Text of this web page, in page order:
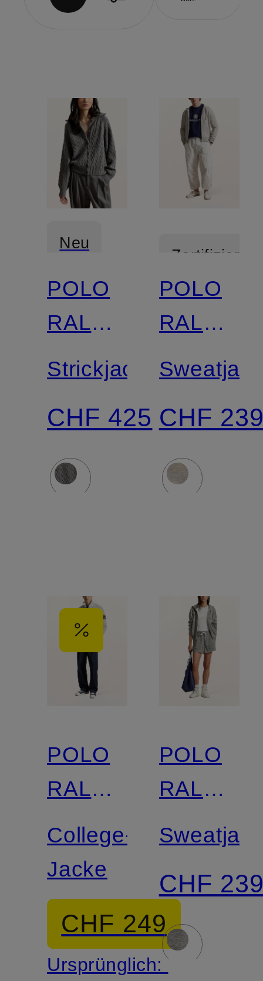
Neu
POLO
RALPH
LAUREN
Strickjacke
CHF 425
Zertifiziert
POLO
RALPH
LAUREN
CHF
POLO
RALPH
LAUREN
College-
Jacke
CHF 249
Ursprünglich:
POLO
RALPH
LAUREN
CHF